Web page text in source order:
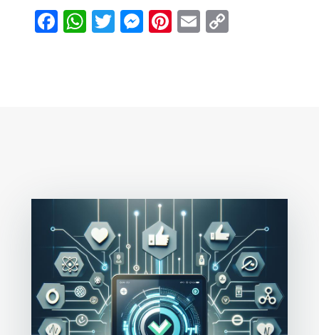
Facebook
WhatsApp
Twitter
Messenger
Pinterest
EmailCopy